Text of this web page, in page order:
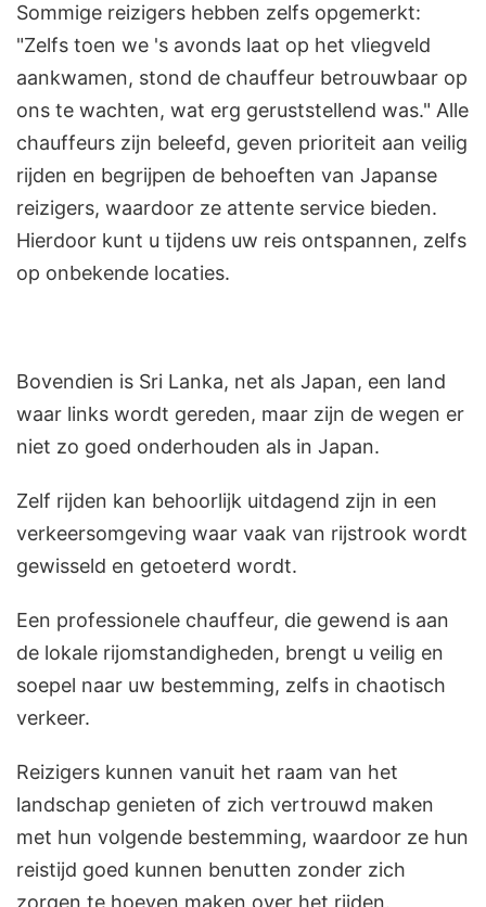
Sommige reizigers hebben zelfs opgemerkt:
"Zelfs toen we 's avonds laat op het vliegveld
aankwamen, stond de chauffeur betrouwbaar op
ons te wachten, wat erg geruststellend was." Alle
chauffeurs zijn beleefd, geven prioriteit aan veilig
rijden en begrijpen de behoeften van Japanse
reizigers, waardoor ze attente service bieden.
Hierdoor kunt u tijdens uw reis ontspannen, zelfs
op onbekende locaties.
Bovendien is Sri Lanka, net als Japan, een land
waar links wordt gereden, maar zijn de wegen er
niet zo goed onderhouden als in Japan.
Zelf rijden kan behoorlijk uitdagend zijn in een
verkeersomgeving waar vaak van rijstrook wordt
gewisseld en getoeterd wordt.
Een professionele chauffeur, die gewend is aan
de lokale rijomstandigheden, brengt u veilig en
soepel naar uw bestemming, zelfs in chaotisch
verkeer.
Reizigers kunnen vanuit het raam van het
landschap genieten of zich vertrouwd maken
met hun volgende bestemming, waardoor ze hun
reistijd goed kunnen benutten zonder zich